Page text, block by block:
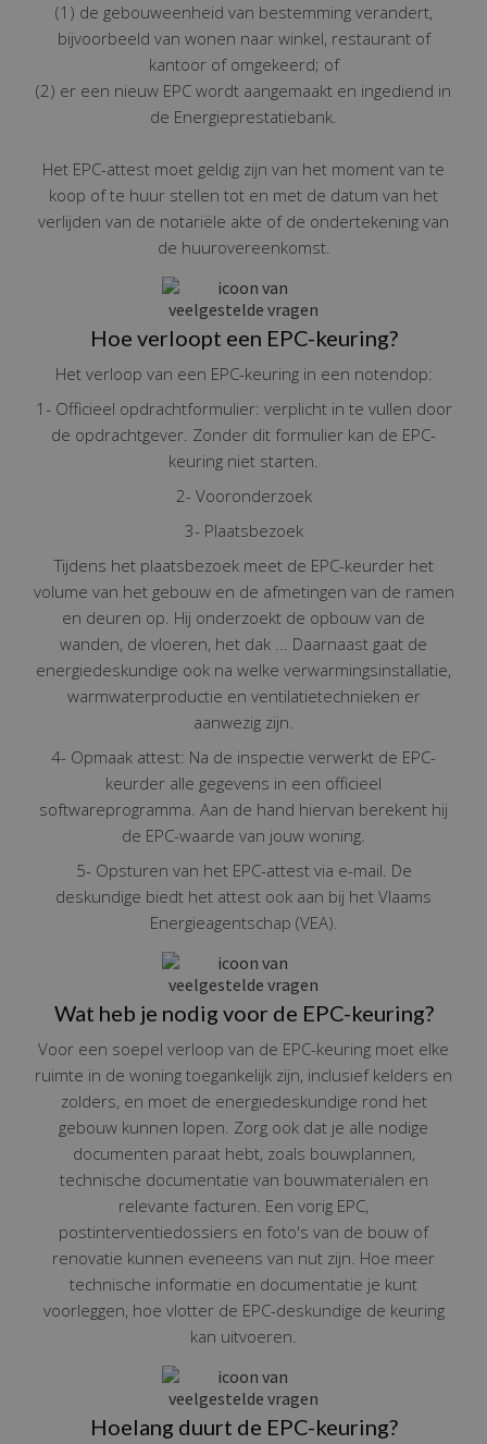
(1) de gebouweenheid van bestemming verandert,
bijvoorbeeld van wonen naar winkel, restaurant of
kantoor of omgekeerd; of
(2) er een nieuw EPC wordt aangemaakt en ingediend in
de Energieprestatiebank.
Het EPC-attest moet geldig zijn van het moment van te
koop of te huur stellen tot en met de datum van het
verlijden van de notariële akte of de ondertekening van
de huurovereenkomst.
Hoe verloopt een EPC-keuring?
Het verloop van een EPC-keuring in een notendop:
1- Officieel opdrachtformulier: verplicht in te vullen door
de opdrachtgever. Zonder dit formulier kan de EPC-
keuring niet starten.
2- Vooronderzoek
3- Plaatsbezoek
Tijdens het plaatsbezoek meet de EPC-keurder het
volume van het gebouw en de afmetingen van de ramen
en deuren op. Hij onderzoekt de opbouw van de
wanden, de vloeren, het dak ... Daarnaast gaat de
energiedeskundige ook na welke verwarmingsinstallatie,
warmwaterproductie en ventilatietechnieken er
aanwezig zijn.
4- Opmaak attest: Na de inspectie verwerkt de EPC-
keurder alle gegevens in een officieel
softwareprogramma. Aan de hand hiervan berekent hij
de EPC-waarde van jouw woning.
5- Opsturen van het EPC-attest via e-mail. De
deskundige biedt het attest ook aan bij het Vlaams
Energieagentschap (VEA).
Wat heb je nodig voor de EPC-keuring?
Voor een soepel verloop van de EPC-keuring moet elke
ruimte in de woning toegankelijk zijn, inclusief kelders en
zolders, en moet de energiedeskundige rond het
gebouw kunnen lopen. Zorg ook dat je alle nodige
documenten paraat hebt, zoals bouwplannen,
technische documentatie van bouwmaterialen en
relevante facturen. Een vorig EPC,
postinterventiedossiers en foto's van de bouw of
renovatie kunnen eveneens van nut zijn. Hoe meer
technische informatie en documentatie je kunt
voorleggen, hoe vlotter de EPC-deskundige de keuring
kan uitvoeren.
Hoelang duurt de EPC-keuring?